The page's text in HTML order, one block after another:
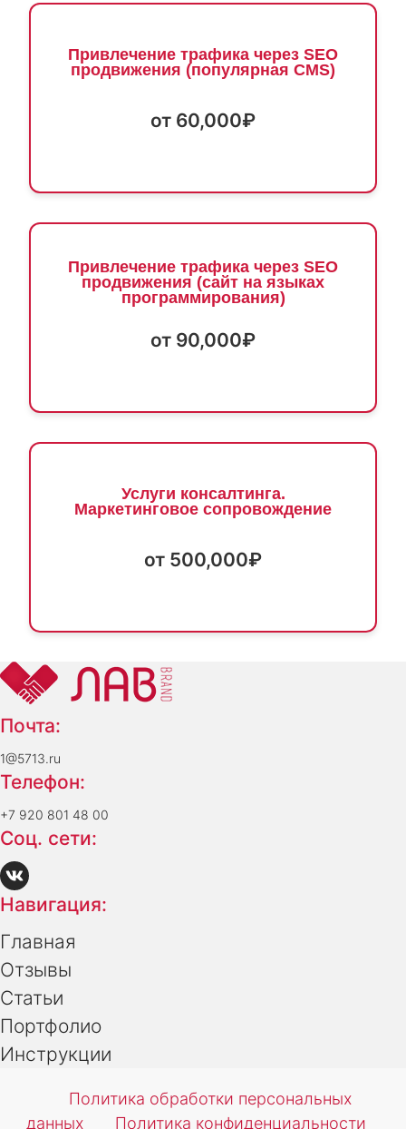
Привлечение трафика через SEO
продвижения (популярная CMS)
от 60,000₽
Привлечение трафика через SEO
продвижения (сайт на языках
программирования)
от 90,000₽
Услуги консалтинга.
Маркетинговое сопровождение
от 500,000₽
Почта:
1@5713.ru
Телефон:
+7 920 801 48 00
Соц. сети:
Навигация:
Главная
Отзывы
Статьи
Портфолио
Инструкции
Политика обработки персональных
данных
Политика конфиденциальности